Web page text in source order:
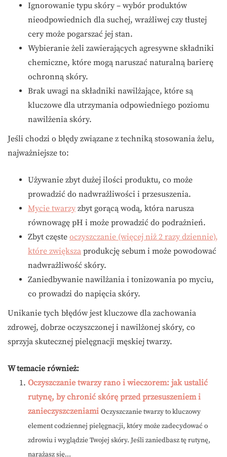
Ignorowanie typu skóry – wybór produktów
nieodpowiednich dla suchej, wrażliwej czy tłustej
cery może pogarszać jej stan.
Wybieranie żeli zawierających agresywne składniki
chemiczne, które mogą naruszać naturalną barierę
ochronną skóry.
Brak uwagi na składniki nawilżające, które są
kluczowe dla utrzymania odpowiedniego poziomu
nawilżenia skóry.
Jeśli chodzi o błędy związane z techniką stosowania żelu,
najważniejsze to:
Używanie zbyt dużej ilości produktu, co może
prowadzić do nadwrażliwości i przesuszenia.
Mycie twarzy zbyt gorącą wodą, która narusza
równowagę pH i może prowadzić do podrażnień.
Zbyt częste oczyszczanie (więcej niż 2 razy dziennie),
które zwiększa produkcję sebum i może powodować
nadwrażliwość skóry.
Zaniedbywanie nawilżania i tonizowania po myciu,
co prowadzi do napięcia skóry.
Unikanie tych błędów jest kluczowe dla zachowania
zdrowej, dobrze oczyszczonej i nawilżonej skóry, co
sprzyja skutecznej pielęgnacji męskiej twarzy.
W temacie również:
Oczyszczanie twarzy rano i wieczorem: jak ustalić
rutynę, by chronić skórę przed przesuszeniem i
zanieczyszczeniami Oczyszczanie twarzy to kluczowy
element codziennej pielęgnacji, który może zadecydować o
zdrowiu i wyglądzie Twojej skóry. Jeśli zaniedbasz tę rutynę,
narażasz się...